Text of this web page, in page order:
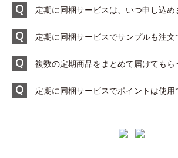
定期に同梱サービスは、いつ申し込め
定期に同梱サービスでサンプルも注文
複数の定期商品をまとめて届けてもら
定期に同梱サービスでポイントは使用